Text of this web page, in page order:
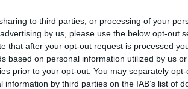
to third parties, or processing of your
by us, please use the below opt-out
that after your opt-out request is processed
based on personal information utilized by us
prior to your opt-out. You may separately
by third parties on the IAB’s list of
για τις βαριές